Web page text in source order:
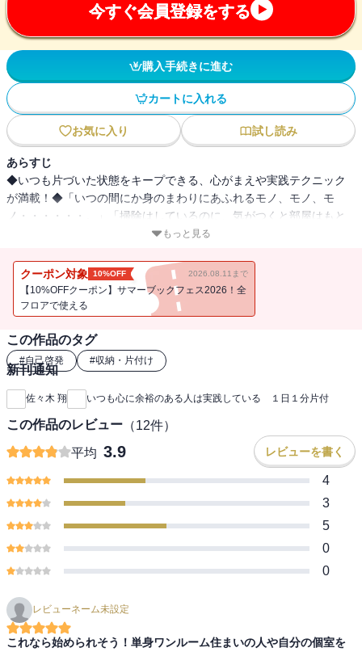
今すぐ会員登録をする
購入手続きに進む
カートに入れる
お気に入り 試し読み
あらすじ
◆いつも片づいた状態をキープできる、心がまえや実践テクニック
が満載！◆「いつの間にか身のまわりにあふれるモノ、モノ、モ
ノ・・・・・・。」「掃除はしているのに、気がつくと部屋はもと
の状態に逆戻り。」『もう、何とかした～い!!』片づけにはルールが
す。◆片付け習慣テクニックで心も部屋もスッキリ！・片づけと掃
除って、いったいどこが違うの？・本当に必要なモノが見えてくる
と、生活もポジティブになる・増やしたら減らすをキープして、モ
にする・「いつか読むつもり」の本は、すべて捨ててもかまわな
い・すべてのモノに「定位置」を！使用後戻すのが鉄則
もっと見る
クーポン対象 10%OFF 2026.08.11まで
【10%OFFクーポン】サマーブックフェス2026！全
フロアで使える
この作品のタグ
#自己啓発 #収納・片付け
新刊通知
佐々木 翔 いつも心に余裕のある人は実践している １日１分片付
この作品のレビュー （12件）
平均 3.9 レビューを書く
4
3
5
0
0
レビューネーム未設定
これなら始められそう！単身ワンルーム住まいの人や自分の個室を